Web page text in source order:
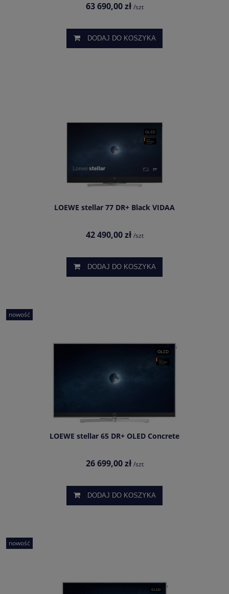
63 690,00 zł /szt
DODAJ DO KOSZYKA
LOEWE stellar 77 DR+ Black VIDAA
42 490,00 zł /szt
DODAJ DO KOSZYKA
LOEWE stellar 65 DR+ OLED Concrete
26 699,00 zł /szt
DODAJ DO KOSZYKA
nowość
nowość